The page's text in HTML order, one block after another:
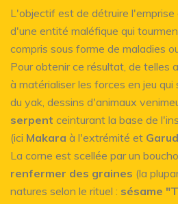
L'objectif est de détruire l'emprise
d'une entité maléfique qui
compris sous forme de maladies
Pour obtenir ce résultat, de telles
à matérialiser les forces en jeu
du yak, dessins d'animaux
serpent ceinturant la base de
(ici Makara à l'extrémité et
La corne est scellée par un
renfermer des graines (la
natures selon le rituel : sésame